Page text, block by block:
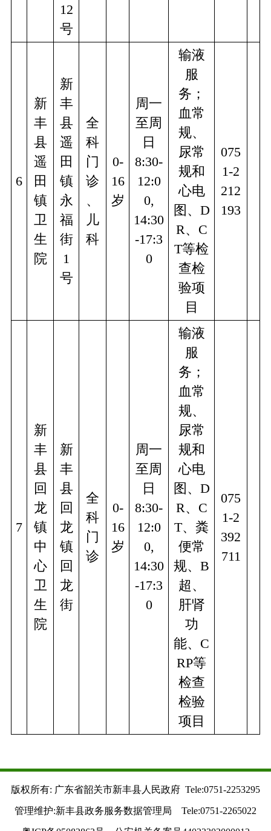
12
号
6
新
丰
县
遥
田
镇
卫
生
院
新
丰
县
遥
田
镇
永
福
街
1
号
全
科
门
诊
、
儿
科
0-
16
岁
周一
至周
日
8:30-
12:0
0,
14:30
-17:3
0
输液
服
务；
血常
规、
尿常
规和
心电
图、D
R、C
T等检
查检
验项
目
075
1-2
212
193
7
新
丰
县
回
龙
镇
中
心
卫
生
院
新
丰
县
回
龙
镇
回
龙
街
全
科
门
诊
0-
16
岁
周一
至周
日
8:30-
12:0
0,
14:30
-17:3
0
输液
服
务；
血常
规、
尿常
规和
心电
图、D
R、C
T、粪
便常
规、B
超、
肝肾
功
能、C
RP等
检查
检验
项目
075
1-2
392
711
版权所有: 广东省韶关市新丰县人民政府 Tele:0751-2253295
管理维护:新丰县政务服务数据管理局 Tele:0751-2265022